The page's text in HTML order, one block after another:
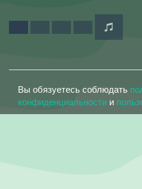
Вы обязуетесь соблюдать
конфиденциальности и